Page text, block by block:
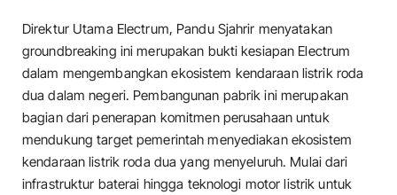
Direktur Utama Electrum, Pandu Sjahrir menyatakan
groundbreaking ini merupakan bukti kesiapan Electrum
dalam mengembangkan ekosistem kendaraan listrik roda
dua dalam negeri. Pembangunan pabrik ini merupakan
bagian dari penerapan komitmen perusahaan untuk
mendukung target pemerintah menyediakan ekosistem
kendaraan listrik roda dua yang menyeluruh. Mulai dari
infrastruktur baterai hingga teknologi motor listrik untuk